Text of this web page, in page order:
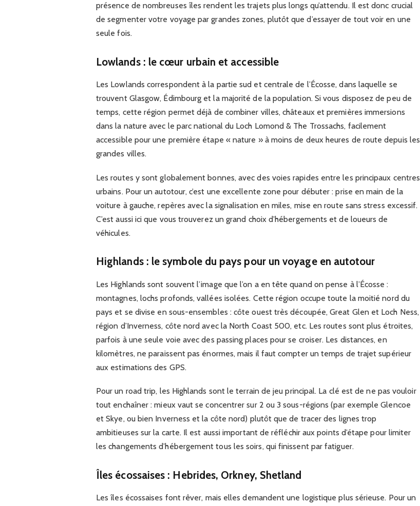
présence de nombreuses îles rendent les trajets plus longs qu’attendu. Il est donc crucial
de segmenter votre voyage par grandes zones, plutôt que d’essayer de tout voir en une
seule fois.
Lowlands : le cœur urbain et accessible
Les Lowlands correspondent à la partie sud et centrale de l’Écosse, dans laquelle se
trouvent Glasgow, Édimbourg et la majorité de la population. Si vous disposez de peu de
temps, cette région permet déjà de combiner villes, châteaux et premières immersions
dans la nature avec le parc national du Loch Lomond & The Trossachs, facilement
accessible pour une première étape « nature » à moins de deux heures de route depuis les
grandes villes.
Les routes y sont globalement bonnes, avec des voies rapides entre les principaux centres
urbains. Pour un autotour, c’est une excellente zone pour débuter : prise en main de la
voiture à gauche, repères avec la signalisation en miles, mise en route sans stress excessif.
C’est aussi ici que vous trouverez un grand choix d’hébergements et de loueurs de
véhicules.
Highlands : le symbole du pays pour un voyage en autotour
Les Highlands sont souvent l’image que l’on a en tête quand on pense à l’Écosse :
montagnes, lochs profonds, vallées isolées. Cette région occupe toute la moitié nord du
pays et se divise en sous-ensembles : côte ouest très découpée, Great Glen et Loch Ness,
région d’Inverness, côte nord avec la North Coast 500, etc. Les routes sont plus étroites,
parfois à une seule voie avec des passing places pour se croiser. Les distances, en
kilomètres, ne paraissent pas énormes, mais il faut compter un temps de trajet supérieur
aux estimations des GPS.
Pour un road trip, les Highlands sont le terrain de jeu principal. La clé est de ne pas vouloir
tout enchaîner : mieux vaut se concentrer sur 2 ou 3 sous-régions (par exemple Glencoe
et Skye, ou bien Inverness et la côte nord) plutôt que de tracer des lignes trop
ambitieuses sur la carte. Il est aussi important de réfléchir aux points d’étape pour limiter
les changements d’hébergement tous les soirs, qui finissent par fatiguer.
Îles écossaises : Hebrides, Orkney, Shetland
Les îles écossaises font rêver, mais elles demandent une logistique plus sérieuse. Pour un